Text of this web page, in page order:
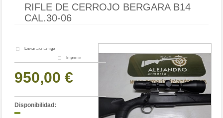
RIFLE DE CERROJO BERGARA B14
CAL.30-06
Enviar a un amigo
Imprimir
950,00 €
Disponibilidad: